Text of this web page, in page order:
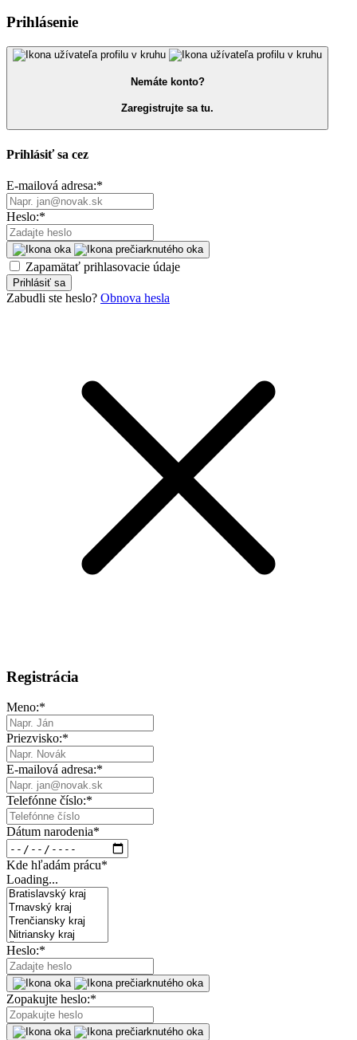
Prihlásenie
Nemáte konto?
Zaregistrujte sa tu.
Prihlásiť sa cez
E-mailová adresa:*
Heslo:*
Zapamätať prihlasovacie údaje
Prihlásiť sa
Zabudli ste heslo? Obnova hesla
Registrácia
Meno:*
Priezvisko:*
E-mailová adresa:*
Telefónne číslo:*
Dátum narodenia*
Kde hľadám prácu*
Loading...
Heslo:*
Zopakujte heslo:*